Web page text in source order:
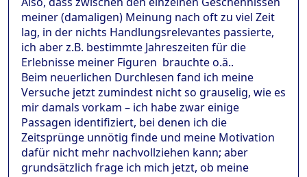
meiner (damaligen) Meinung nach oft zu viel Zeit
lag, in der nichts Handlungsrelevantes passierte,
ich aber z.B. bestimmte Jahreszeiten für die
Erlebnisse meiner Figuren brauchte o.ä..
Beim neuerlichen Durchlesen fand ich meine
Versuche jetzt zumindest nicht so grauselig, wie es
mir damals vorkam – ich habe zwar einige
Passagen identifiziert, bei denen ich die
Zeitsprünge unnötig finde und meine Motivation
dafür nicht mehr nachvollziehen kann; aber
grundsätzlich frage ich mich jetzt, ob meine